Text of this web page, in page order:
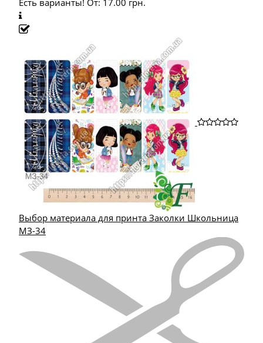
Есть варианты! От: 17.00 грн.
Выбор материала для принта Заколки Школьница
МЗ-34